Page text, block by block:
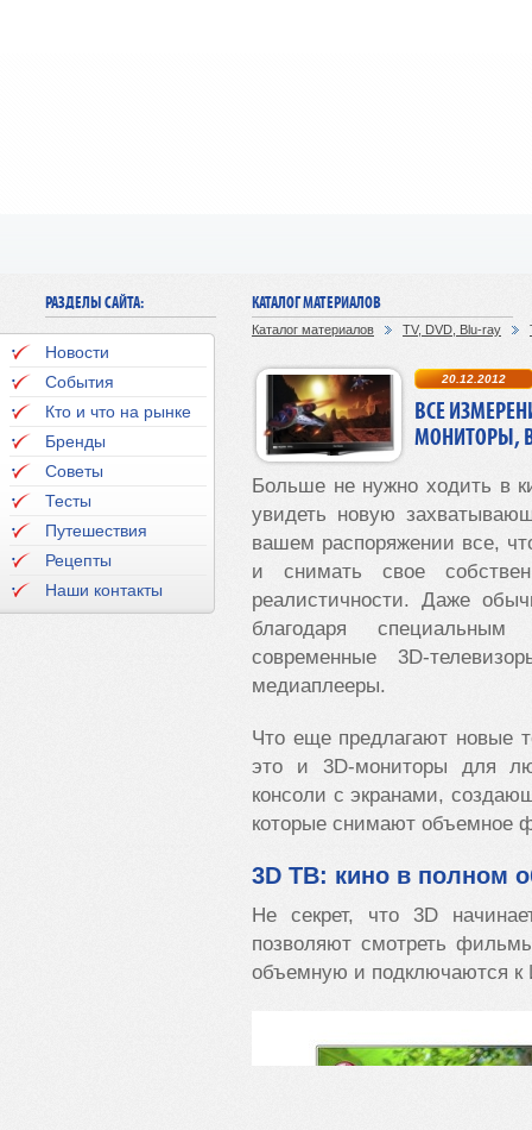
РАЗДЕЛЫ САЙТА:
Новости
События
Кто и что на рынке
Бренды
Советы
Тесты
Путешествия
Рецепты
Наши контакты
КАТАЛОГ МАТЕРИАЛОВ
Каталог материалов TV, DVD, Blu-ray
20.12.2012
ВСЕ
МОНИТОРЫ,
Больше не нужно ходить в
увидеть новую
вашем распоряжении все,
и снимать свое
реалистичности. Даже
благодаря
современные 3D-
медиаплееры.
Что еще предлагают новые
это и 3D-мониторы для
консоли с экранами,
которые снимают объемное
3D ТВ: кино в полном
Не секрет, что 3D
позволяют смотреть
объемную и подключаются к